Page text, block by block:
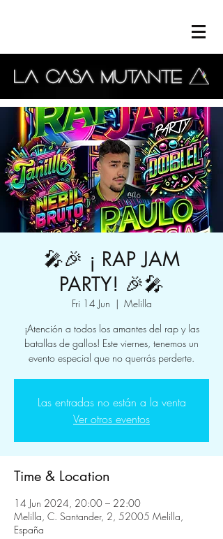
🎤🎉 ¡ RAP JAM
PARTY! 🎉🎤
Fri 14 Jun
  |
Melilla
¡Atención a todos los amantes del rap y las
batallas de gallos! Este viernes, tenemos un
evento especial que no querrás perderte.
Las entradas no están a la venta
Ver otros eventos
Time & Location
14 Jun 2024, 20:00 – 22:00
Melilla, C. Santander, 2, 52005 Melilla,
España